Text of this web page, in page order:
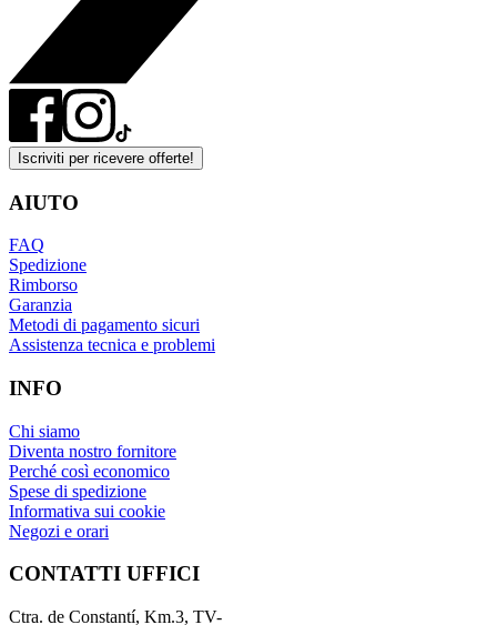
Iscriviti per ricevere offerte!
AIUTO
FAQ
Spedizione
Rimborso
Garanzia
Metodi di pagamento sicuri
Assistenza tecnica e problemi
INFO
Chi siamo
Diventa nostro fornitore
Perché così economico
Spese di spedizione
Informativa sui cookie
Negozi e orari
CONTATTI UFFICI
Ctra. de Constantí, Km.3, TV-